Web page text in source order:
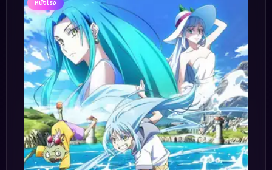
หนังโรง